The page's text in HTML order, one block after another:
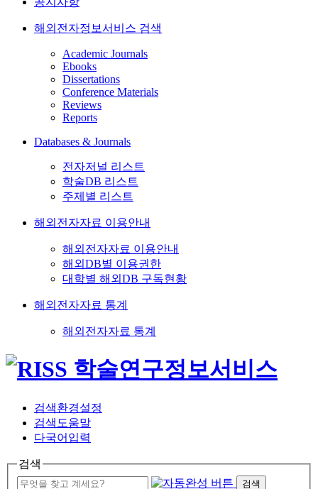
해외전자정보서비스 검색
Academic Journals
Ebooks
Dissertations
Conference Materials
Reviews
Reports
Databases & Journals
전자저널 리스트
학술DB 리스트
주제별 리스트
해외전자자료 이용안내
해외전자자료 이용안내
해외DB별 이용권한
대학별 해외DB 구독현황
해외전자자료 통계
해외전자자료 통계
검색환경설정
검색도움말
다국어입력
검색
검색